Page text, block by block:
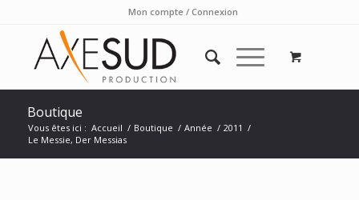
Mon compte / Connexion
Boutique
Vous êtes ici : Accueil / Boutique / Année / 2011 /
Le Messie, Der Messias